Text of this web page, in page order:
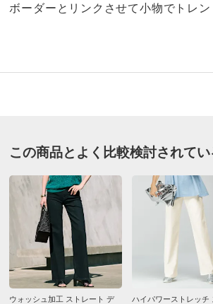
ボーダーとリンクさせて小物でトレン
商品名・特徴 ≪股下丈70cm≫ハイパワースト
¥19,800 税込 ¥18,000 税抜
送料・送料種
別
基本配送料：¥
※お届け先が同じであれば複数個ご購
商品番号 900-PC81-16
★★★★★
★★★★★
★★★★
股下丈75cm インディゴ ７０
北海道 60代以上女性 身長 : 160cm
普段のサイズ : L 購入したサイズで
この商品とよく比較検討されて
ウォッシュ加工 ストレート デ ハイパワーストレッチ